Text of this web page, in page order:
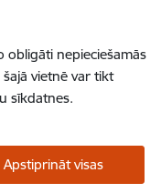
obligāti nepieciešamās
vietnē var tikt
sīkdatnes.
Apstiprināt visas